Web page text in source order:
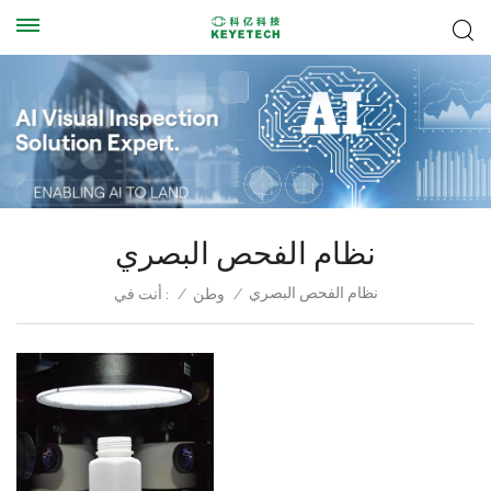
نظام الفحص البصري
أنت في : / وطن / نظام الفحص البصري